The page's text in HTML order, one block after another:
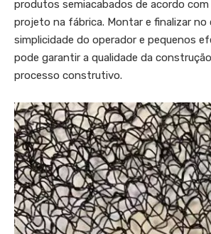
produtos semiacabados de acordo
projeto na fábrica. Montar e finalizar no
simplicidade do operador e pequenos
pode garantir a qualidade da
processo construtivo.